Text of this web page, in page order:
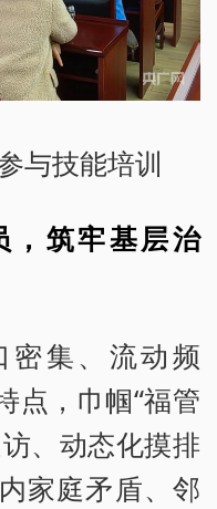
与技能培训
，筑牢基层治
密集、流动频
点，巾帼“福管
、动态化摸排
家庭矛盾、邻